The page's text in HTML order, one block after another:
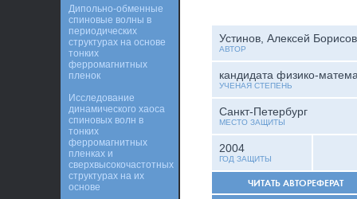
Устинов, Алексей
АВТОР
кандидата физико-
УЧЕНАЯ СТЕПЕНЬ
Санкт-Петербург
МЕСТО ЗАЩИТЫ
2004
ГОД ЗАЩИТЫ
ЧИТАТЬ АВТОРЕФЕРАТ
Дипольно-обменные
спиновые волны в
периодических
структурах на основе
тонких
ферромагнитных
пленок
Исследование
динамического хаоса
спиновых волн в
тонких
ферромагнитных
пленках и
сверхвысокочастотных
структурах на их
основе